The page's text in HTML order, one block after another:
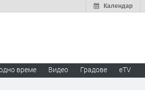
Календар
време Видео Градове eTV